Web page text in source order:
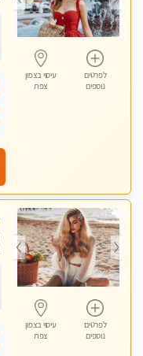
לפרטים
נוספים
עיסוי בצפון
צפת
לפרטים
נוספים
עיסוי בצפון
צפת